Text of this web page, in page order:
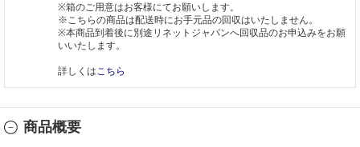
※箱のご用意はお客様にてお願いします。
※こちらの商品は配送時にお手元品の回収はいたしません。
※本商品到着後に別途リネットジャパンへ回収品のお申込みをお願
いいたします。
詳しくは こちら
商品概要